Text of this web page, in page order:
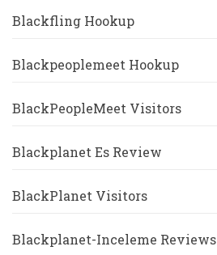
Blackfling Hookup
Blackpeoplemeet Hookup
BlackPeopleMeet Visitors
Blackplanet Es Review
BlackPlanet Visitors
Blackplanet-Inceleme Reviews